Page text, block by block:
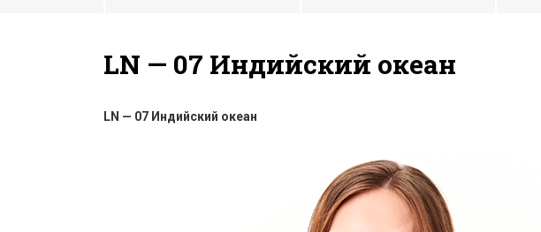
LN — 07 Индийский океан
LN — 07 Индийский океан